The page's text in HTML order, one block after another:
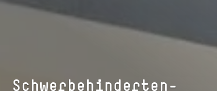
Schwer­be­hin­der­ten­